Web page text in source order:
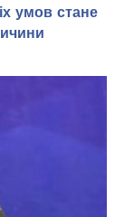
умов стане